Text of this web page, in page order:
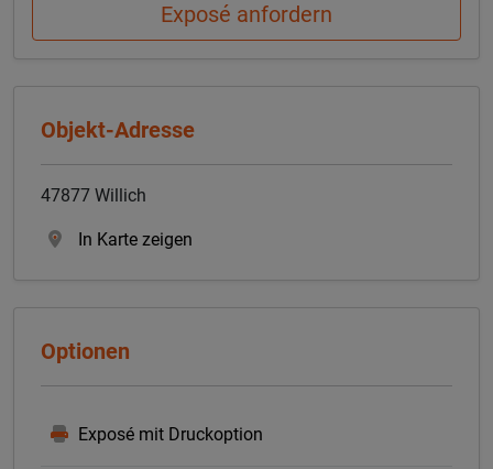
Exposé anfordern
Objekt-Adresse
47877 Willich
In Karte zeigen
Optionen
Exposé mit Druckoption